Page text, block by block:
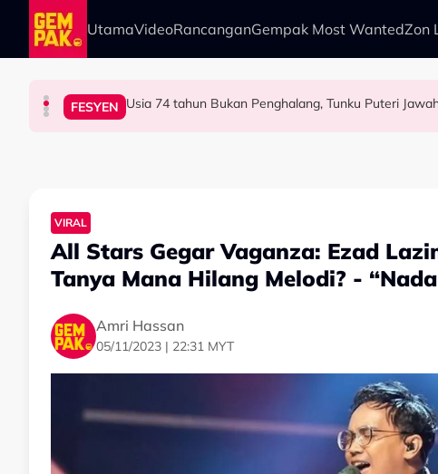
Skip to main content
UtamaVideoRancanganGempak Most WantedZon
HIBURAN “Saya Memang Suka Gaya Streetwear…” - Ezaidi
FESYEN
BERITA Tertelan Serpihan Lidi Sate, Wanita Saman
HIBURAN Permintaan Aneh Jared Leto Di Lokasi, Minta
VIRAL
All Stars Gegar Vaganza: Ezad
Tanya Mana Hilang Melodi? -
Amri Hassan
05/11/2023 | 22:31 MYT